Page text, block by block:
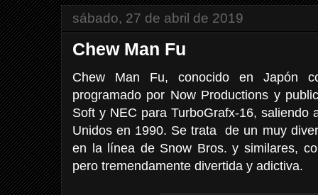
sábado, 27 de abril de 2019
Chew Man Fu
Chew Man Fu, conocido en Japón
programado por Now Productions y
Soft y NEC para TurboGrafx-16, saliendo
Unidos en 1990. Se trata de un muy
en la línea de Snow Bros. y similares,
pero tremendamente divertida y adictiva.